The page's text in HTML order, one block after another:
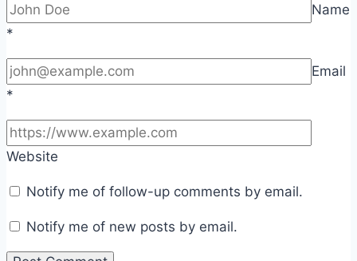
Name
*
Email
*
Website
Notify me of follow-up comments by email.
Notify me of new posts by email.